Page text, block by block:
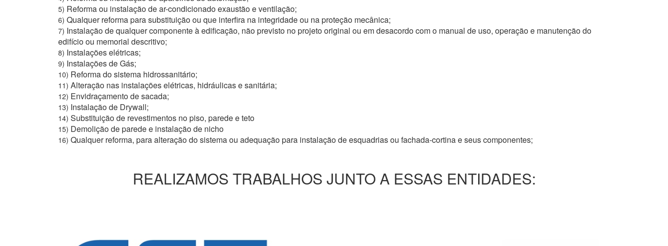
5) Reforma ou instalação de ar-condicionado exaustão e ventilação;
6) Qualquer reforma para substituição ou que interfira na integridade ou na proteção mecânica;
7) Instalação de qualquer componente à edificação, não previsto no projeto original ou em desacordo com o manual de uso, operação e manutenção do
edifício ou memorial descritivo;
8) Instalações elétricas;
9) Instalações de Gás;
10) Reforma do sistema hidrossanitário;
11) Alteração nas instalações elétricas, hidráulicas e sanitária;
12) Envidraçamento de sacada;
13) Instalação de Drywall;
14) Substituição de revestimentos no piso, parede e teto
15) Demolição de parede e instalação de nicho
16) Qualquer reforma, para alteração do sistema ou adequação para instalação de esquadrias ou fachada-cortina e seus componentes;
REALIZAMOS TRABALHOS JUNTO A ESSAS ENTIDADES: